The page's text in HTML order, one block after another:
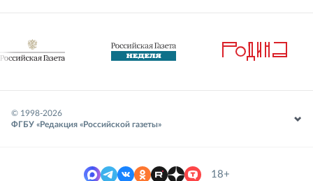
© 1998-2026
ФГБУ «Редакция «Российской газеты»
18+